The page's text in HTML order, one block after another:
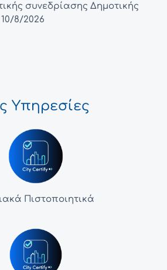
συνεδρίασης Δημοτικής
8/2026
Υπηρεσίες
Πιστοποιητικά